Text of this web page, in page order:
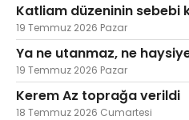
Katliam düzeninin sebebi
19 Temmuz 2026 Pazar
Ya ne utanmaz, ne
19 Temmuz 2026 Pazar
Kerem Az toprağa verildi
18 Temmuz 2026 Cumartesi